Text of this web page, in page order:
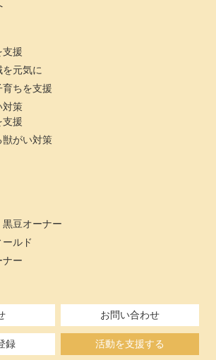
支援
元気に
ちを支援
対策
支援
がい対策
豆オーナー
ルド
ナー
お問い合わせ
録 活動を支援する